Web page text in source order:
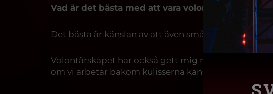
Vad är det bästa med att vara volontär?
Det bästa är känslan av att även små insatser gör
Volontärskapet har också gett mig möjlighet att
om vi arbetar bakom kulisserna känns det som att